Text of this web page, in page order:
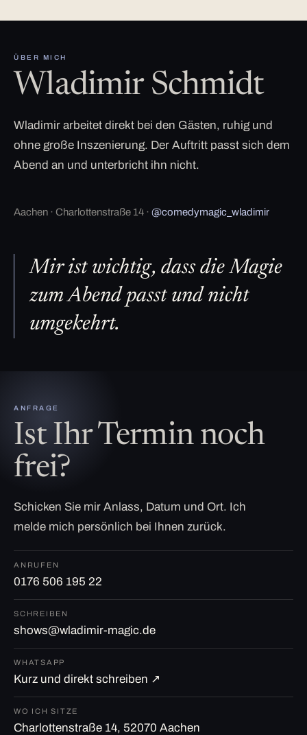
ÜBER MICH
Wladimir Schmidt
Wladimir arbeitet direkt bei den Gästen, ruhig und
ohne große Inszenierung. Der Auftritt passt sich dem
Abend an und unterbricht ihn nicht.
Aachen · Charlottenstraße 14 · @comedymagic_wladimir
Mir ist wichtig, dass die Magie
zum Abend passt und nicht
umgekehrt.
ANFRAGE
Ist Ihr Termin noch
frei?
Schicken Sie mir Anlass, Datum und Ort. Ich
melde mich persönlich bei Ihnen zurück.
ANRUFEN
0176 506 195 22
SCHREIBEN
shows@wladimir-magic.de
WHATSAPP
Kurz und direkt schreiben ↗
WO ICH SITZE
Charlottenstraße 14, 52070 Aachen